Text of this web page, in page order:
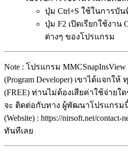
ปุ่ม Ctrl+S ใช้ในการบัน
ปุ่ม F2 เปิดเรียกใช้งาน
ต่างๆ ของโปรแกรม
Note : โปรแกรม
(Program Developer) เขาได้แจกใ
(FREE) ท่านไม่ต้องเสียค่าใช้จ่าย
จะ ติดต่อกับทาง ผู้พัฒนาโปรแกรม
(Website) : https://nirsoft.net/
ทันทีเลย